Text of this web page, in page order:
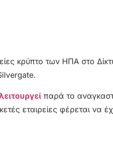
κρύπτο των ΗΠΑ στο
παρά το
εταιρείες φέρεται να